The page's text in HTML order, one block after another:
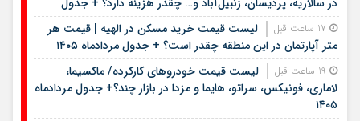
در سالاریه، پردیسان، زنبیل‌آباد و… چقدر هزینه دارد؟ + جدول
لیست قیمت خرید مسکن در الهیه | قیمت هر
متر آپارتمان در این منطقه چقدر است؟ + جدول مردادماه ۱۴۰۵
لیست قیمت خودروهای کارکرده/ ماکسیما،
لاماری، فونیکس، سراتو، هایما و مزدا در بازار چند؟+ جدول مردادماه
۱۴۰۵